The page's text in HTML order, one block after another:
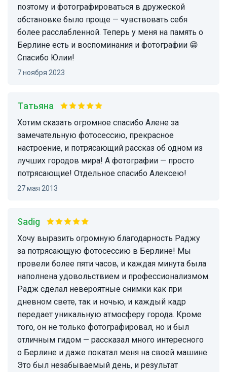
поэтому и фотографироваться в дружеской
обстановке было проще — чувствовать себя
более расслабленной. Теперь у меня на память о
Берлине есть и воспоминания и фотографии 😁
Спасибо Юлии!
7 ноября 2023
Татьяна
Хотим сказать огромное спасибо Алене за
замечательную фотосессию, прекрасное
настроение, и потрясающий рассказ об одном из
лучших городов мира! А фотографии — просто
потрясающие! Отдельное спасибо Алексею!
27 мая 2013
Sadig
Хочу выразить огромную благодарность Раджу
за потрясающую фотосессию в Берлине! Мы
провели более пяти часов, и каждая минута была
наполнена удовольствием и профессионализмом.
Радж сделал невероятные снимки как при
дневном свете, так и ночью, и каждый кадр
передает уникальную атмосферу города. Кроме
того, он не только фотографировал, но и был
отличным гидом — рассказал много интересного
о Берлине и даже покатал меня на своей машине.
Это был незабываемый день, и результат